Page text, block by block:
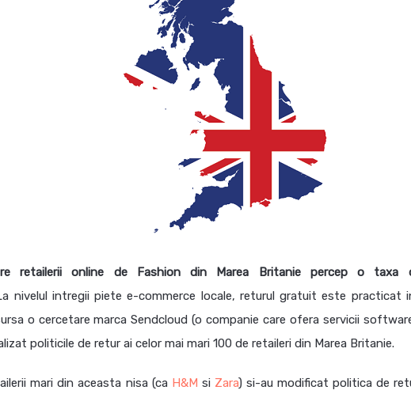
retailerii online de Fashion din Marea Britanie percep o taxa
nivelul intregii piete e-commerce locale, returul gratuit este practicat
o cercetare marca Sendcloud (o companie care ofera servicii
politicile de retur ai celor mai mari 100 de retaileri din Marea Britanie.
mari din aceasta nisa (ca H&M si Zara) si-au modificat politica de